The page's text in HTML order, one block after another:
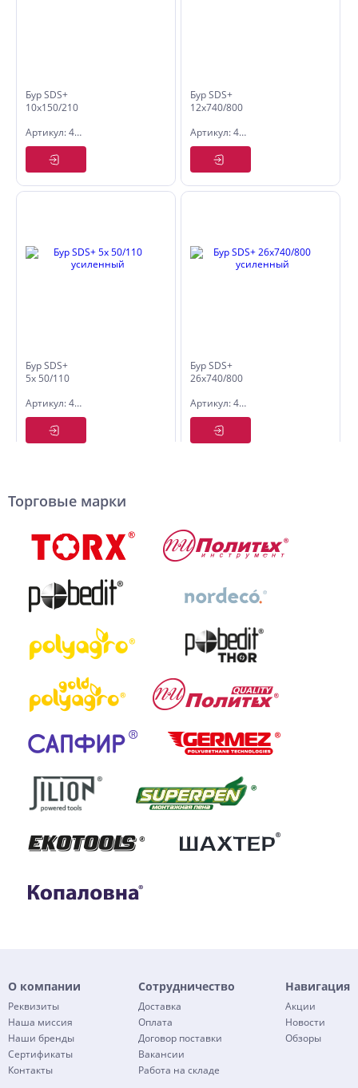
Бур SDS+
10х150/210
Артикул: 4010021
Бур SDS+
12х740/800
Артикул: 4012080
Бур SDS+
5х 50/110
Артикул: 4005011
Бур SDS+
26x740/800
Артикул: 4026080
Торговые марки
О компании
Реквизиты
Наша миссия
Наши бренды
Сертификаты
Контакты
Сотрудничество
Доставка
Оплата
Договор поставки
Вакансии
Работа на складе
Навигация
Акции
Новости
Обзоры